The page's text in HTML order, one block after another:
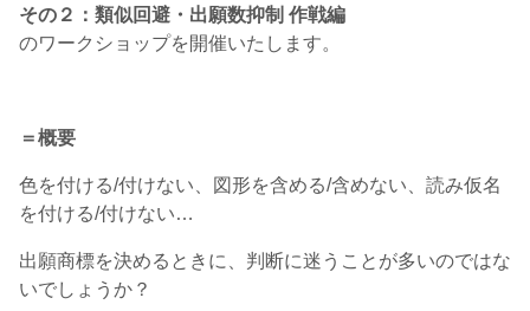
その２：類似回避・出願数抑制 作戦編
のワークショップを開催いたします。
＝概要
色を付ける/付けない、図形を含める/含めない、読み仮名
を付ける/付けない…
出願商標を決めるときに、判断に迷うことが多いのではな
いでしょうか？